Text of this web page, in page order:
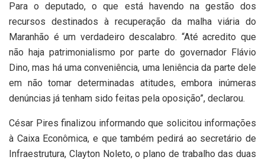
Para o deputado, o que está havendo na gestão dos
recursos destinados à recuperação da malha viária do
Maranhão é um verdadeiro descalabro. “Até acredito que
não haja patrimonialismo por parte do governador Flávio
Dino, mas há uma conveniência, uma leniência da parte dele
em não tomar determinadas atitudes, embora inúmeras
denúncias já tenham sido feitas pela oposição”, declarou.
César Pires finalizou informando que solicitou informações
à Caixa Econômica, e que também pedirá ao secretário de
Infraestrutura, Clayton Noleto, o plano de trabalho das duas